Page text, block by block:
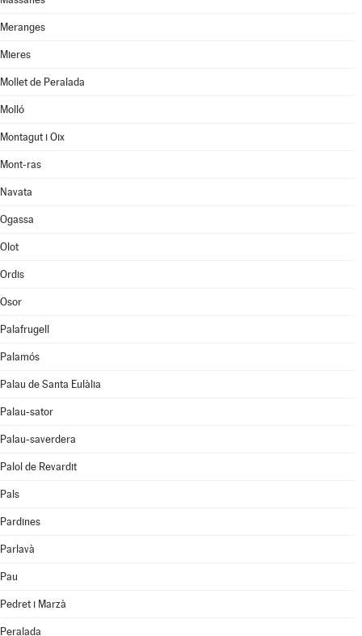
Meranges
Mieres
Mollet de Peralada
Molló
Montagut i Oix
Mont-ras
Navata
Ogassa
Olot
Ordis
Osor
Palafrugell
Palamós
Palau de Santa Eulàlia
Palau-sator
Palau-saverdera
Palol de Revardit
Pals
Pardines
Parlavà
Pau
Pedret i Marzà
Peralada